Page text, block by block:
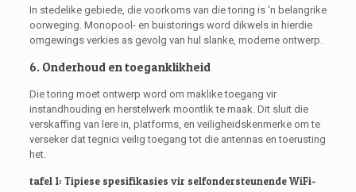
In stedelike gebiede, die voorkoms van die toring is 'n belangrike
oorweging. Monopool- en buistorings word dikwels in hierdie
omgewings verkies as gevolg van hul slanke, moderne ontwerp.
6. Onderhoud en toeganklikheid
Die toring moet ontwerp word om maklike toegang vir
instandhouding en herstelwerk moontlik te maak. Dit sluit die
verskaffing van lere in, platforms, en veiligheidskenmerke om te
verseker dat tegnici veilig toegang tot die antennas en toerusting
het.
tafel 1: Tipiese spesifikasies vir selfondersteunende WiFi-